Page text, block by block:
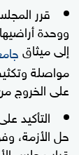
قرر
ووحدة
إلى ميثاق
مواصلة
على الخروج
التأكيد
حل الأزمة،